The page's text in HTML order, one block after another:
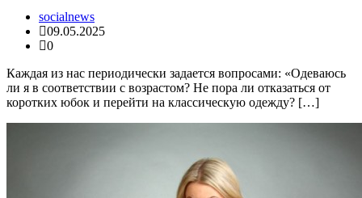
socialnews
09.05.2025
0
Каждая из нас периодически задается вопросами: «Одеваюсь
ли я в соответствии с возрастом? Не пора ли отказаться от
коротких юбок и перейти на классическую одежду? […]